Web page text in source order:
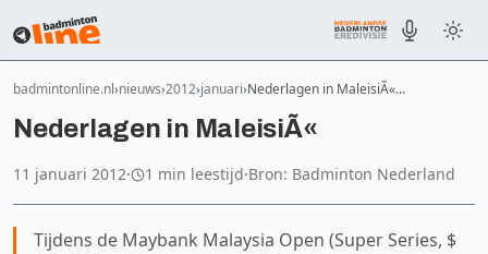
badmintonline.nl nieuws 2012 januari Nederlagen in MaleisiÃ«…
Nederlagen in MaleisiÃ«
11 januari 2012· 1 min leestijd·Bron: Badminton Nederland
Tijdens de Maybank Malaysia Open (Super Series, $